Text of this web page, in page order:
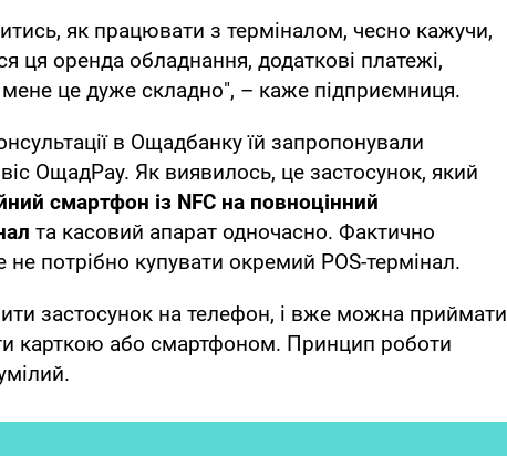
як працювати з терміналом, чесно кажучи,
ця оренда обладнання, додаткові платежі,
це дуже складно", – каже підприємниця.
в Ощадбанку їй запропонували
ОщадPay. Як виявилось, це застосунок, який
смартфон із NFC на повноцінний
та касовий апарат одночасно. Фактично
потрібно купувати окремий POS-термінал.
застосунок на телефон, і вже можна приймати
карткою або смартфоном. Принцип роботи